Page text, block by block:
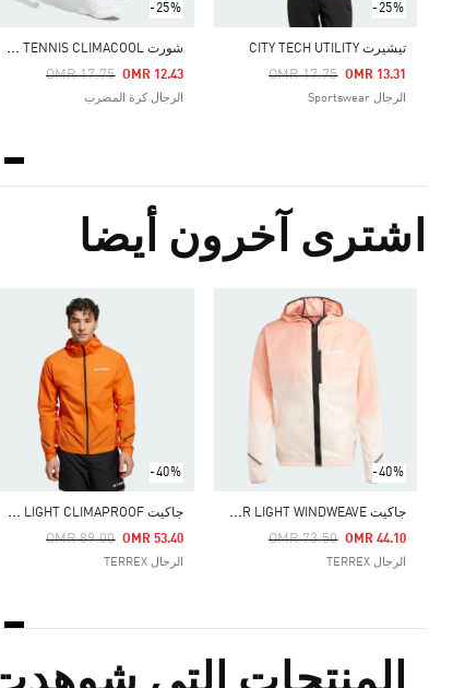
-25%
تيشيرت CITY TECH UTILITY
Price Reduced From
OMR 17.75
To OMR 13.31
الرجال Sportswear
-25%
ش
ورت CLUB TENNIS CLIMACOOL
Reduced From
OMR 17.75
To OMR 12.43
الرجال كرة المضرب
اشترى آخرون أيضا
-40%
ج
اكيت TERREX XPERIOR LIGHT WINDWEAVE
Price Reduced From
OMR 73.50
To OMR 44.10
الرجال TERREX
-40%
ج
اكيت TERREX XPERIOR 2.5 LAYER LIGHT CLIMAPROOF
Reduced From
OMR 89.00
To OMR 53.40
الرجال TERREX